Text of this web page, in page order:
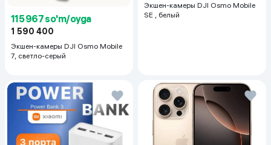
УПРАВЛЕНИЕ С APPLE WATCHКОНТРОЛЬ В ВАШИХ РУКАХ
Управляйте стабилизатором на расстоянии с помощью
*доступно в приложении камеры для iPhone и приложении
Insta360.
115 967 so'm/oyga
1 590 400
Экшен-камеры DJI Osmo Mobile
7, светло-серый
Экшен-камеры DJI Osmo Mobile
SE , белый